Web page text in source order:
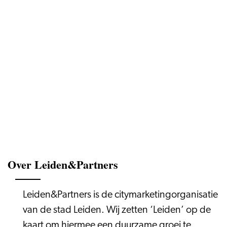
Over Leiden&Partners
Leiden&Partners is de citymarketingorganisatie
van de stad Leiden. Wij zetten ‘Leiden’ op de